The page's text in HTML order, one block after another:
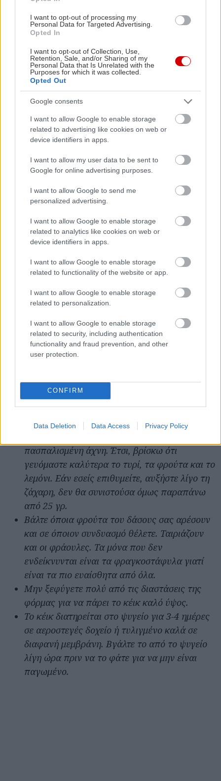
I want to opt-out of processing my
Personal Data for Targeted Advertising.
Opted In
I want to opt-out of Collection, Use,
Retention, Sale, and/or Sharing of my
Personal Data that Is Unrelated with the
Purposes for which it was collected.
Opted Out
Google consents
I want to allow Google to enable storage
related to advertising like cookies on web or
device identifiers in apps.
I want to allow my user data to be sent to
Google for online advertising purposes.
I want to allow Google to send me
personalized advertising.
I want to allow Google to enable storage
related to analytics like cookies on web or
device identifiers in apps.
I want to allow Google to enable storage
related to functionality of the website or app.
I want to allow Google to enable storage
related to personalization.
I want to allow Google to enable storage
related to security, including authentication
functionality and fraud prevention, and other
user protection.
CONFIRM
Data Deletion Data Access Privacy Policy
όταν βγει στεγνό βγάζουμε από τον φούρνο και
αφήνουμε το κέικ για λίγη ώρα μέσα στη φόρμα
το ξεκολλάμε από τη λαδόκολλα και το
πασπαλίζουμε με ζάχαρη άχνη.
Tips
πασπαλισμένη άχνη. Έτσι, βρίσκω ότι
γευόμαστε καλύτερα το τυρί, τα φρούτα και το
λεμόνι. Εάν εσείς επιθυμείτε, αυξήστε λίγο τη
ζάχαρη, δεν θα συνιστούσα όμως παραπάνω
από 25 γρ.
Βάλτε όποια φρούτα του δάσους σας αρέσουν
και σε όποιον συνδυασμό θέλετε. Ταιριάζουν
και οι φράουλες. Τα μόνα που δεν
ενδείκνυνται είναι τα φραγκοστάφυλα γιατί
είναι τα πιο ευαίσθητα από όλα.
Μην ξεφύγετε πολύ από τις διαστάσεις της
φόρμας για να πάρει το κέικ καλό ύψος.
Το κέικ διατηρείται στο ψυγείο για 3-4 ημέρες
σε αεροστεγές δοχείο ή τυλιγμένο καλά σε
διαφανή μεμβράνη. Βγάλτε το από το ψυγείο
λίγη ώρα πριν να το φάτε για να μην είναι
παγωμένο.